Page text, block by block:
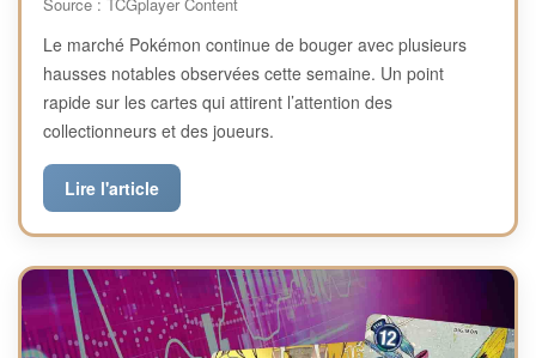
Le marché Pokémon continue de bouger avec plusieurs
hausses notables observées cette semaine. Un point
rapide sur les cartes qui attirent l’attention des
collectionneurs et des joueurs.
Lire l'article